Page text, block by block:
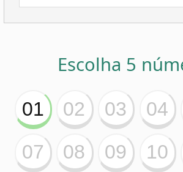
43 44 45 46 47 48
57 58 59 60
61 62 63 64 65
66
67
68 69